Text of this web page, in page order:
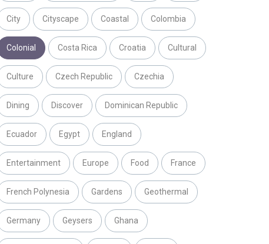
City Cityscape Coastal Colombia
Colonial Costa Rica Croatia Cultural
Culture Czech Republic Czechia
Dining Discover Dominican Republic
Ecuador Egypt England
Entertainment Europe Food France
French Polynesia Gardens Geothermal
Germany Geysers Ghana